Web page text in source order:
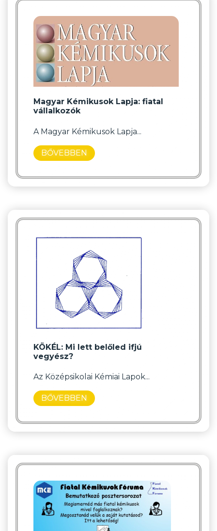
Magyar Kémikusok Lapja: fiatal
vállalkozók
A Magyar Kémikusok Lapja...
BŐVEBBEN
KÖKÉL: Mi lett belőled ifjú
vegyész?
Az Középsikolai Kémiai Lapok...
BŐVEBBEN